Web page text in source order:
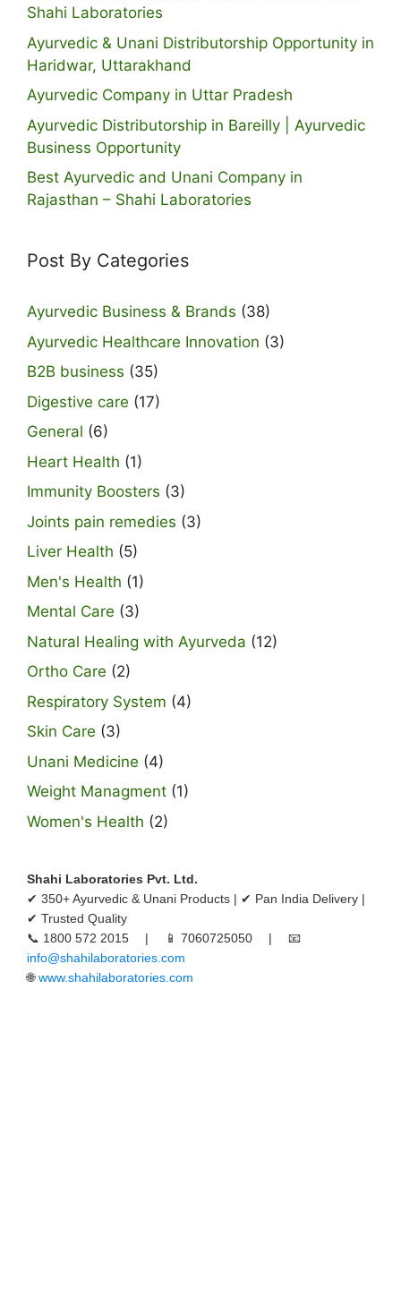
Shahi Laboratories
Ayurvedic & Unani Distributorship Opportunity in
Haridwar, Uttarakhand
Ayurvedic Company in Uttar Pradesh
Ayurvedic Distributorship in Bareilly | Ayurvedic
Business Opportunity
Best Ayurvedic and Unani Company in
Rajasthan – Shahi Laboratories
Post By Categories
Ayurvedic Business & Brands (38)
Ayurvedic Healthcare Innovation (3)
B2B business (35)
Digestive care (17)
General (6)
Heart Health (1)
Immunity Boosters (3)
Joints pain remedies (3)
Liver Health (5)
Men's Health (1)
Mental Care (3)
Natural Healing with Ayurveda (12)
Ortho Care (2)
Respiratory System (4)
Skin Care (3)
Unani Medicine (4)
Weight Managment (1)
Women's Health (2)
Shahi Laboratories Pvt. Ltd.
✔ 350+ Ayurvedic & Unani Products | ✔ Pan India Delivery |
✔ Trusted Quality
📞 1800 572 2015 | 📱 7060725050 | 📧
info@shahilaboratories.com
🌐www.shahilaboratories.com